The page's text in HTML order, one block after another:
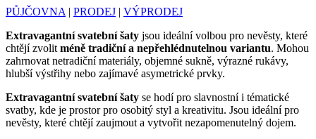
PŮJČOVNA | PRODEJ | VÝPRODEJ
Extravagantní svatební šaty jsou ideální volbou pro nevěsty, které
chtějí zvolit méně tradiční a nepřehlédnutelnou variantu. Mohou
zahrnovat netradiční materiály, objemné sukně, výrazné rukávy,
hlubší výstřihy nebo zajímavé asymetrické prvky.
Extravagantní svatební šaty se hodí pro slavnostní i tématické
svatby, kde je prostor pro osobitý styl a kreativitu. Jsou ideální pro
nevěsty, které chtějí zaujmout a vytvořit nezapomenutelný dojem.